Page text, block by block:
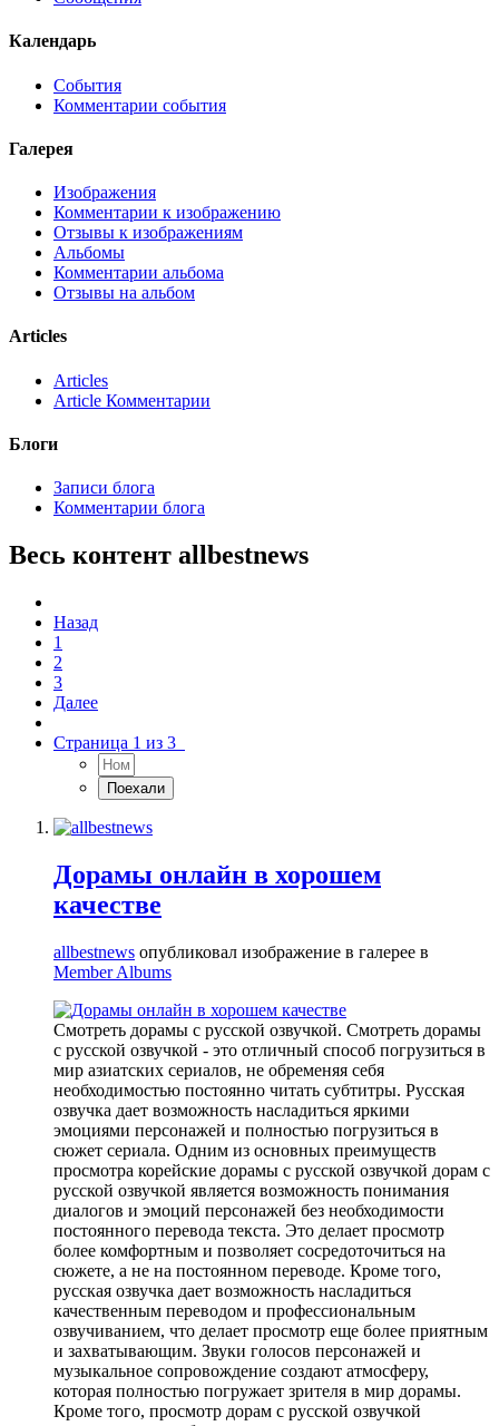
Календарь
События
Комментарии события
Галерея
Изображения
Комментарии к изображению
Отзывы к изображениям
Альбомы
Комментарии альбома
Отзывы на альбом
Articles
Articles
Article Комментарии
Блоги
Записи блога
Комментарии блога
Весь контент allbestnews
Назад
1
2
3
Далее
Страница 1 из 3
Дорамы онлайн в хорошем
качестве
allbestnews опубликовал изображение в галерее в
Member Albums
Смотреть дорамы с русской озвучкой. Смотреть дорамы
с русской озвучкой - это отличный способ погрузиться в
мир азиатских сериалов, не обременяя себя
необходимостью постоянно читать субтитры. Русская
озвучка дает возможность насладиться яркими
эмоциями персонажей и полностью погрузиться в
сюжет сериала. Одним из основных преимуществ
просмотра корейские дорамы с русской озвучкой дорам с
русской озвучкой является возможность понимания
диалогов и эмоций персонажей без необходимости
постоянного перевода текста. Это делает просмотр
более комфортным и позволяет сосредоточиться на
сюжете, а не на постоянном переводе. Кроме того,
русская озвучка дает возможность насладиться
качественным переводом и профессиональным
озвучиванием, что делает просмотр еще более приятным
и захватывающим. Звуки голосов персонажей и
музыкальное сопровождение создают атмосферу,
которая полностью погружает зрителя в мир дорамы.
Кроме того, просмотр дорам с русской озвучкой